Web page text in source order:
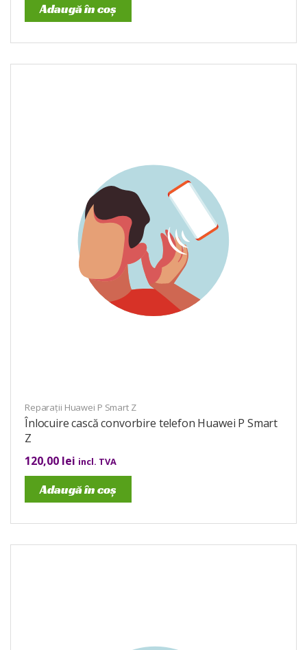
Adaugă în coș
Reparații Huawei P Smart Z
Înlocuire cască convorbire telefon Huawei P Smart
Z
120,00 lei incl. TVA
Adaugă în coș